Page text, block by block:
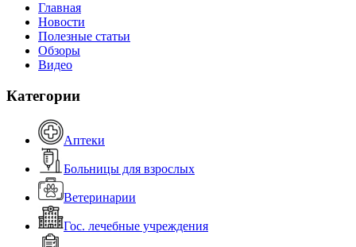
Главная
Новости
Полезные статьи
Обзоры
Видео
Категории
Аптеки
Больницы для взрослых
Ветеринарии
Гос. лечебные учреждения